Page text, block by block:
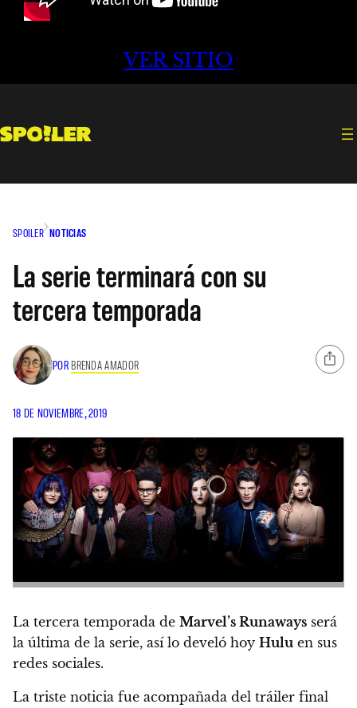
VER SITIO
SPOILER NOTICIAS
La serie terminará con su
tercera temporada
POR BRENDA AMADOR
18 DE NOVIEMBRE, 2019
La tercera temporada de Marvel’s Runaways será
la última de la serie, así lo develó hoy Hulu en sus
redes sociales.
La triste noticia fue acompañada del tráiler final